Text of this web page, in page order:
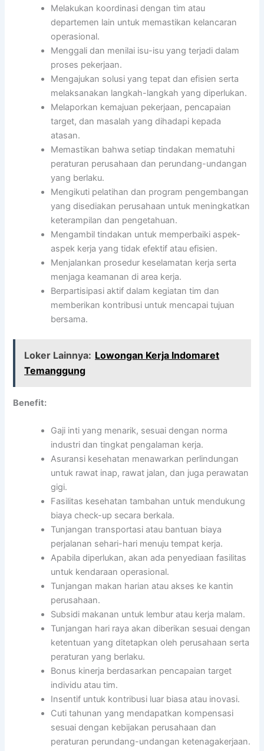
Melakukan koordinasi dengan tim atau
departemen lain untuk memastikan kelancaran
operasional.
Menggali dan menilai isu-isu yang terjadi dalam
proses pekerjaan.
Mengajukan solusi yang tepat dan efisien serta
melaksanakan langkah-langkah yang diperlukan.
Melaporkan kemajuan pekerjaan, pencapaian
target, dan masalah yang dihadapi kepada
atasan.
Memastikan bahwa setiap tindakan mematuhi
peraturan perusahaan dan perundang-undangan
yang berlaku.
Mengikuti pelatihan dan program pengembangan
yang disediakan perusahaan untuk meningkatkan
keterampilan dan pengetahuan.
Mengambil tindakan untuk memperbaiki aspek-
aspek kerja yang tidak efektif atau efisien.
Menjalankan prosedur keselamatan kerja serta
menjaga keamanan di area kerja.
Berpartisipasi aktif dalam kegiatan tim dan
memberikan kontribusi untuk mencapai tujuan
bersama.
Loker Lainnya: Lowongan Kerja Indomaret
Temanggung
Benefit:
Gaji inti yang menarik, sesuai dengan norma
industri dan tingkat pengalaman kerja.
Asuransi kesehatan menawarkan perlindungan
untuk rawat inap, rawat jalan, dan juga perawatan
gigi.
Fasilitas kesehatan tambahan untuk mendukung
biaya check-up secara berkala.
Tunjangan transportasi atau bantuan biaya
perjalanan sehari-hari menuju tempat kerja.
Apabila diperlukan, akan ada penyediaan fasilitas
untuk kendaraan operasional.
Tunjangan makan harian atau akses ke kantin
perusahaan.
Subsidi makanan untuk lembur atau kerja malam.
Tunjangan hari raya akan diberikan sesuai dengan
ketentuan yang ditetapkan oleh perusahaan serta
peraturan yang berlaku.
Bonus kinerja berdasarkan pencapaian target
individu atau tim.
Insentif untuk kontribusi luar biasa atau inovasi.
Cuti tahunan yang mendapatkan kompensasi
sesuai dengan kebijakan perusahaan dan
peraturan perundang-undangan ketenagakerjaan.